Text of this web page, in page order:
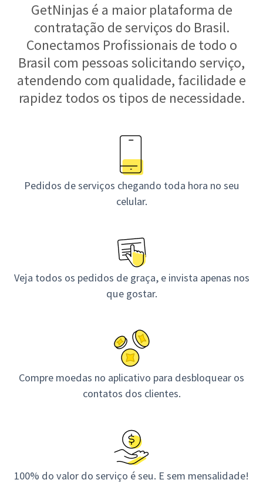
GetNinjas é a maior plataforma de
contratação de serviços do Brasil.
Conectamos Profissionais de todo o
Brasil com pessoas solicitando serviço,
atendendo com qualidade, facilidade e
rapidez todos os tipos de necessidade.
Pedidos de serviços chegando toda hora no seu
celular.
Veja todos os pedidos de graça, e invista apenas nos
que gostar.
Compre moedas no aplicativo para desbloquear os
contatos dos clientes.
100% do valor do serviço é seu. E sem mensalidade!